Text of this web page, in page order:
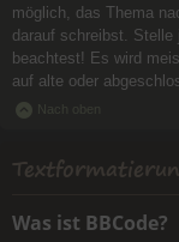
möglich, das Thema
darauf schreibst. Stelle
beachtest! Es wird
auf alte oder
Nach oben
Was ist BBCode?